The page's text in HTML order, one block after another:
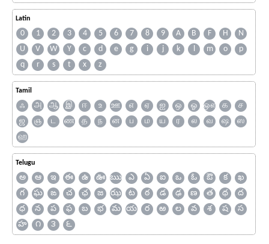
Latin
0 1 2 3 4 5 6 7 8 9 A B F H
N
U
V W Y c d e g i j k l m o
p
q
r s t x z
Tamil
ஃ அ ஆ இ ஈ உ ஊ எ ஏ ஐ ஒ ஓ ஔ க
ச
ஜ
ஞ ட ண த ந ன ப ம ய ர ல வ ஷ
ஸ
ஹ
Telugu
అ ఆ ఇ ఈ ఉ ఊ ఋ ఎ ఏ ఐ ఒ ఓ ఔ క
ఖ
గ
ఘ ఙ చ ఛ జ ఝ ట ఠ డ ఢ ణ త థ
ద
ధ
న ప ఫ బ భ మ య ర ఱ ల వ శ ష
స
హ
౧ ౩ ౬